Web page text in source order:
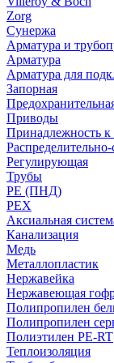
Zorg
Сунержа
Арматура и
Арматура
Арматура для
Запорная
Приводы
Принадлежность к
Регулирующая
Трубы
PE (ПНД)
PEX
Аксиальная
Канализация
Медь
Металлопластик
Нержавейка
Нержавеющая
Полипропилен
Полипропилен
Полиэтилен PE-RT
Теплоизоляция